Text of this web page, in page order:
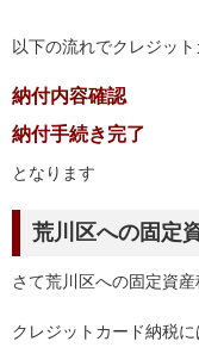
以下の流れでクレジッ
納付内容確認
納付手続き完了
となります
荒川区への固定
さて荒川区への固定資産
クレジットカード納税に